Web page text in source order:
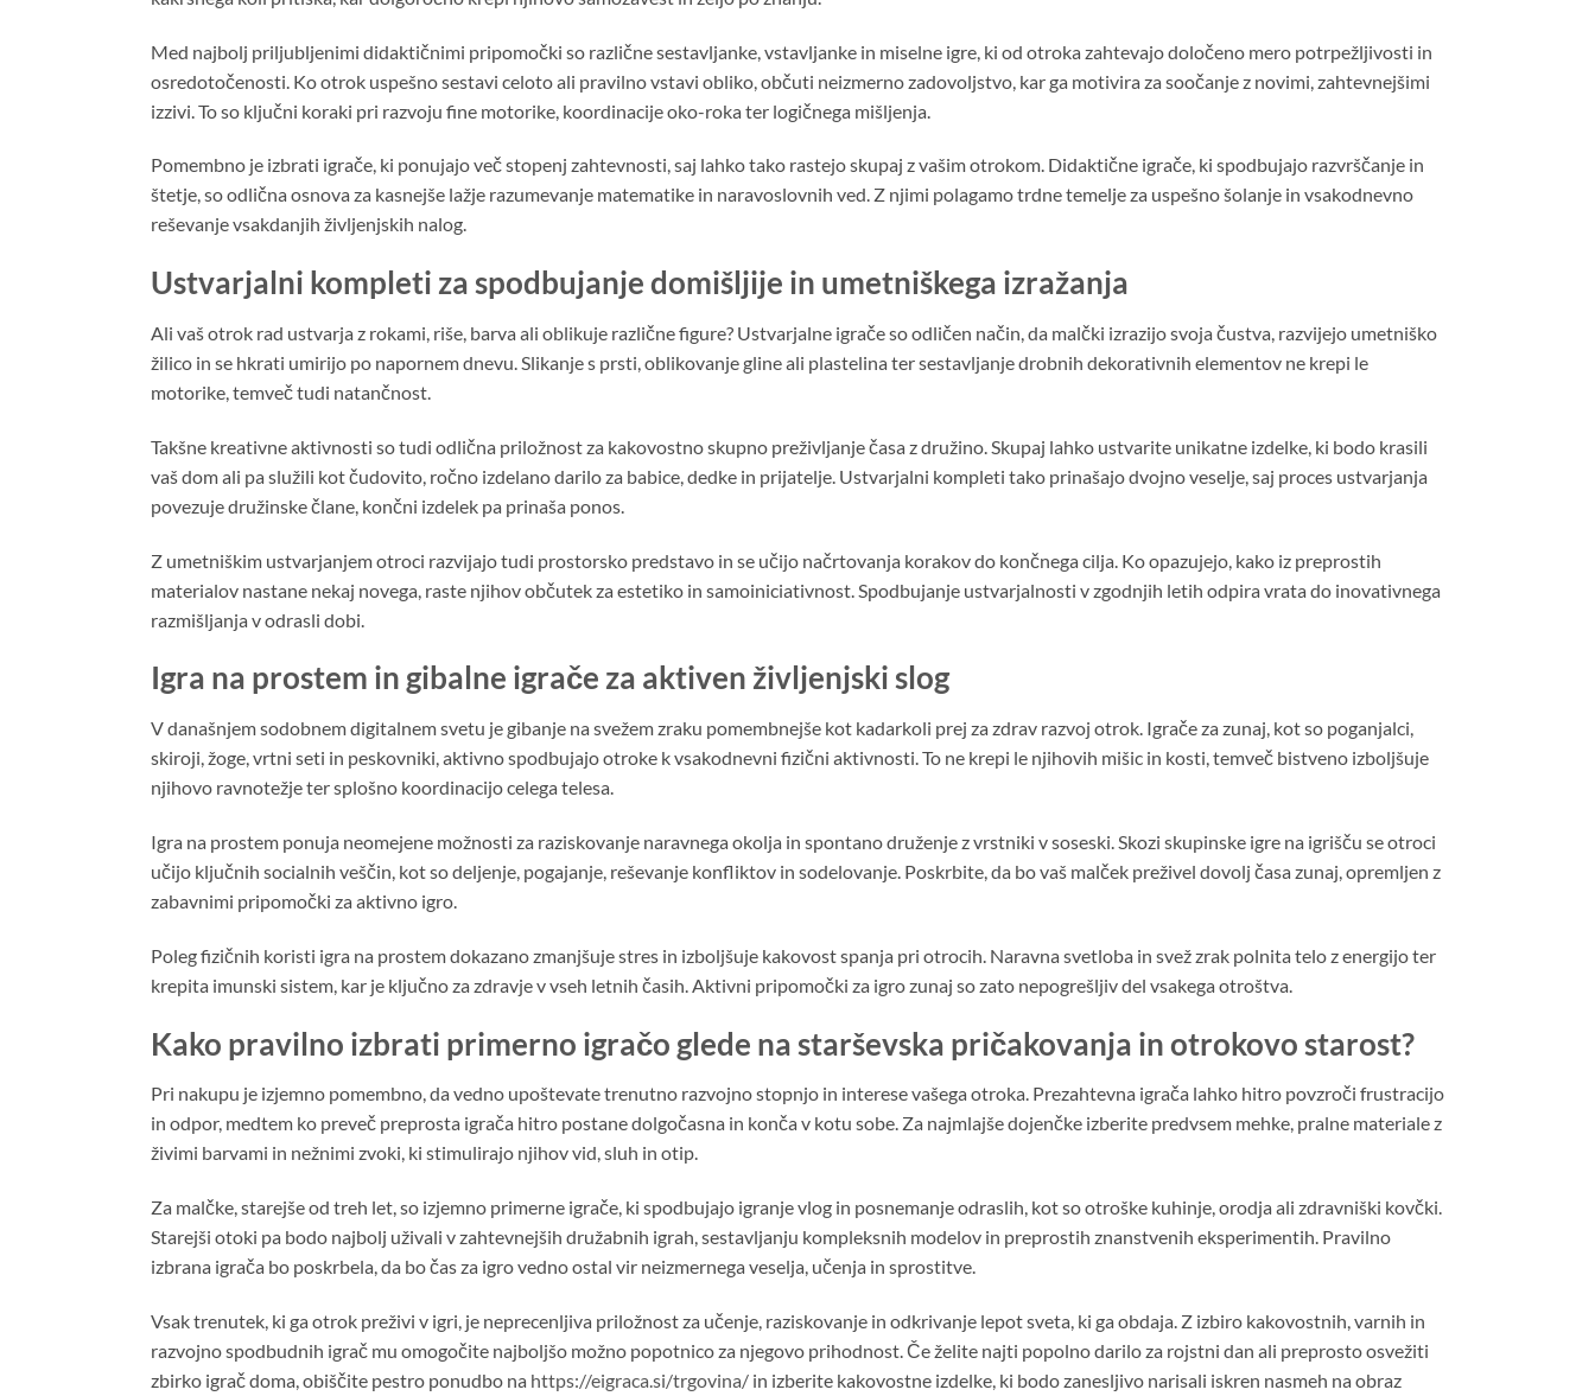
Med najbolj priljubljenimi didaktičnimi pripomočki so različne sestavljanke, vstavljanke in miselne igre, ki od otroka zahtevajo določeno mero potrpežljivosti in
osredotočenosti. Ko otrok uspešno sestavi celoto ali pravilno vstavi obliko, občuti neizmerno zadovoljstvo, kar ga motivira za soočanje z novimi, zahtevnejšimi
izzivi. To so ključni koraki pri razvoju fine motorike, koordinacije oko-roka ter logičnega mišljenja.
Pomembno je izbrati igrače, ki ponujajo več stopenj zahtevnosti, saj lahko tako rastejo skupaj z vašim otrokom. Didaktične igrače, ki spodbujajo razvrščanje in
štetje, so odlična osnova za kasnejše lažje razumevanje matematike in naravoslovnih ved. Z njimi polagamo trdne temelje za uspešno šolanje in vsakodnevno
reševanje vsakdanjih življenjskih nalog.
Ustvarjalni kompleti za spodbujanje domišljije in umetniškega izražanja
Ali vaš otrok rad ustvarja z rokami, riše, barva ali oblikuje različne figure? Ustvarjalne igrače so odličen način, da malčki izrazijo svoja čustva, razvijejo umetniško
žilico in se hkrati umirijo po napornem dnevu. Slikanje s prsti, oblikovanje gline ali plastelina ter sestavljanje drobnih dekorativnih elementov ne krepi le
motorike, temveč tudi natančnost.
Takšne kreativne aktivnosti so tudi odlična priložnost za kakovostno skupno preživljanje časa z družino. Skupaj lahko ustvarite unikatne izdelke, ki bodo krasili
vaš dom ali pa služili kot čudovito, ročno izdelano darilo za babice, dedke in prijatelje. Ustvarjalni kompleti tako prinašajo dvojno veselje, saj proces ustvarjanja
povezuje družinske člane, končni izdelek pa prinaša ponos.
Z umetniškim ustvarjanjem otroci razvijajo tudi prostorsko predstavo in se učijo načrtovanja korakov do končnega cilja. Ko opazujejo, kako iz preprostih
materialov nastane nekaj novega, raste njihov občutek za estetiko in samoiniciativnost. Spodbujanje ustvarjalnosti v zgodnjih letih odpira vrata do inovativnega
razmišljanja v odrasli dobi.
Igra na prostem in gibalne igrače za aktiven življenjski slog
V današnjem sodobnem digitalnem svetu je gibanje na svežem zraku pomembnejše kot kadarkoli prej za zdrav razvoj otrok. Igrače za zunaj, kot so poganjalci,
skiroji, žoge, vrtni seti in peskovniki, aktivno spodbujajo otroke k vsakodnevni fizični aktivnosti. To ne krepi le njihovih mišic in kosti, temveč bistveno izboljšuje
njihovo ravnotežje ter splošno koordinacijo celega telesa.
Igra na prostem ponuja neomejene možnosti za raziskovanje naravnega okolja in spontano druženje z vrstniki v soseski. Skozi skupinske igre na igrišču se otroci
učijo ključnih socialnih veščin, kot so deljenje, pogajanje, reševanje konfliktov in sodelovanje. Poskrbite, da bo vaš malček preživel dovolj časa zunaj, opremljen z
zabavnimi pripomočki za aktivno igro.
Poleg fizičnih koristi igra na prostem dokazano zmanjšuje stres in izboljšuje kakovost spanja pri otrocih. Naravna svetloba in svež zrak polnita telo z energijo ter
krepita imunski sistem, kar je ključno za zdravje v vseh letnih časih. Aktivni pripomočki za igro zunaj so zato nepogrešljiv del vsakega otroštva.
Kako pravilno izbrati primerno igračo glede na starševska pričakovanja in otrokovo starost?
Pri nakupu je izjemno pomembno, da vedno upoštevate trenutno razvojno stopnjo in interese vašega otroka. Prezahtevna igrača lahko hitro povzroči frustracijo
in odpor, medtem ko preveč preprosta igrača hitro postane dolgočasna in konča v kotu sobe. Za najmlajše dojenčke izberite predvsem mehke, pralne materiale z
živimi barvami in nežnimi zvoki, ki stimulirajo njihov vid, sluh in otip.
Za malčke, starejše od treh let, so izjemno primerne igrače, ki spodbujajo igranje vlog in posnemanje odraslih, kot so otroške kuhinje, orodja ali zdravniški kovčki.
Starejši otoki pa bodo najbolj uživali v zahtevnejših družabnih igrah, sestavljanju kompleksnih modelov in preprostih znanstvenih eksperimentih. Pravilno
izbrana igrača bo poskrbela, da bo čas za igro vedno ostal vir neizmernega veselja, učenja in sprostitve.
Vsak trenutek, ki ga otrok preživi v igri, je neprecenljiva priložnost za učenje, raziskovanje in odkrivanje lepot sveta, ki ga obdaja. Z izbiro kakovostnih, varnih in
razvojno spodbudnih igrač mu omogočite najboljšo možno popotnico za njegovo prihodnost. Če želite najti popolno darilo za rojstni dan ali preprosto osvežiti
zbirko igrač doma, obiščite pestro ponudbo na https://eigraca.si/trgovina/ in izberite kakovostne izdelke, ki bodo zanesljivo narisali iskren nasmeh na obraz